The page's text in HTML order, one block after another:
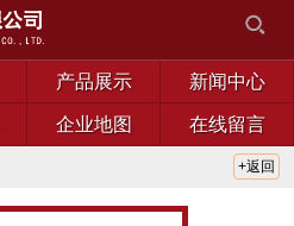
产品展示 新闻中心
企业地图 在线留言
+返回